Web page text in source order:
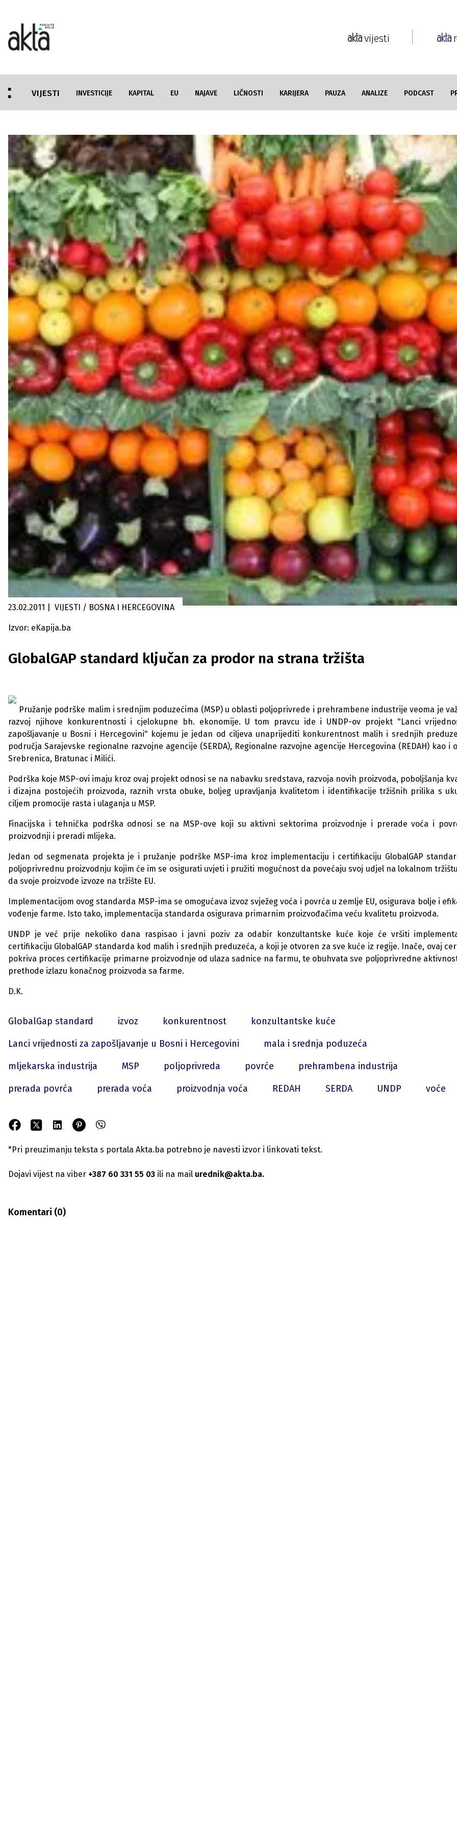
vijesti
VIJESTI INVESTICIJE KAPITAL EU NAJAVE LIČNOSTI KARIJERA PAUZA ANALIZE PODCAST
23.02.2011 VIJESTI / BOSNA I HERCEGOVINA
Izvor: eKapija.ba
GlobalGAP standard ključan za prodor na strana tržišta
Pružanje podrške malim i srednjim poduzećima (MSP) u oblasti poljoprivrede i prehrambene industrije veoma je
razvoj njihove konkurentnosti i cjelokupne bh. ekonomije. U tom pravcu ide i UNDP-ov projekt "Lanci
zapošljavanje u Bosni i Hercegovini" kojemu je jedan od ciljeva unaprijediti konkurentnost malih i srednjih
područja Sarajevske regionalne razvojne agencije (SERDA), Regionalne razvojne agencije Hercegovina (REDAH) kao i
Srebrenica, Bratunac i Milići.
Podrška koje MSP-ovi imaju kroz ovaj projekt odnosi se na nabavku sredstava, razvoja novih proizvoda, poboljšanja
i dizajna postojećih proizvoda, raznih vrsta obuke, boljeg upravljanja kvalitetom i identifikacije tržišnih prilika s
ciljem promocije rasta i ulaganja u MSP.
Finacijska i tehnička podrška odnosi se na MSP-ove koji su aktivni sektorima proizvodnje i prerade voća i
proizvodnji i preradi mlijeka.
Jedan od segmenata projekta je i pružanje podrške MSP-ima kroz implementaciju i certifikaciju GlobalGAP
poljoprivrednu proizvodnju kojim će im se osigurati uvjeti i pružiti mogućnost da povećaju svoj udjel na lokalnom
da svoje proizvode izvoze na tržište EU.
Implementacijom ovog standarda MSP-ima se omogućava izvoz svježeg voća i povrća u zemlje EU, osigurava bolje i
vođenje farme. Isto tako, implementacija standarda osigurava primarnim proizvođačima veću kvalitetu proizvoda.
UNDP je već prije nekoliko dana raspisao i javni poziv za odabir konzultantske kuće koje će vršiti
certifikaciju GlobalGAP standarda kod malih i srednjih preduzeća, a koji je otvoren za sve kuće iz regije. Inače, ovaj
pokriva proces certifikacije primarne proizvodnje od ulaza sadnice na farmu, te obuhvata sve poljoprivredne
prethode izlazu konačnog proizvoda sa farme.
D.K.
GlobalGap standard izvoz konkurentnost
konzultantske kuće
Lanci vrijednosti za zapošljavanje u Bosni i Hercegovini
mala i srednja poduzeća
mljekarska industrija
MSP poljoprivreda povrće
prehrambena industrija
prerada povrća
prerada voća proizvodnja voća REDAH SERDA UNDP voće
*Pri preuzimanju teksta s portala Akta.ba potrebno je navesti izvor i linkovati tekst.
Dojavi vijest na viber +387 60 331 55 03 ili na mail urednik@akta.ba.
Komentari (0)